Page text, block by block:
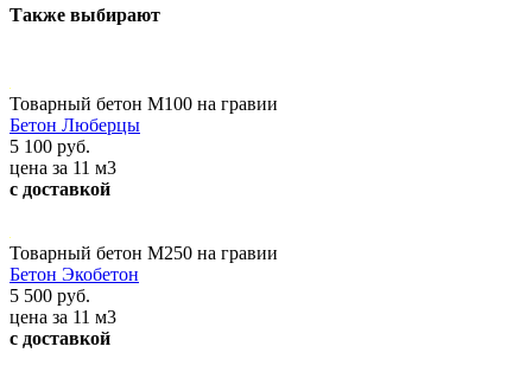
Также выбирают
Товарный бетон М100 на гравии
Бетон Люберцы
5 100 руб.
цена за 11 м3
с доставкой
Товарный бетон М250 на гравии
Бетон Экобетон
5 500 руб.
цена за 11 м3
с доставкой